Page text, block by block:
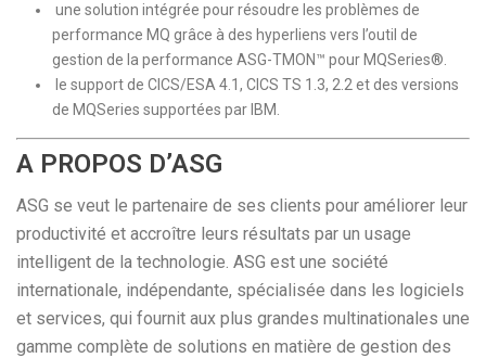
une solution intégrée pour résoudre les problèmes de
performance MQ grâce à des hyperliens vers l’outil de
gestion de la performance ASG-TMON™ pour MQSeries®.
le support de CICS/ESA 4.1, CICS TS 1.3, 2.2 et des versions
de MQSeries supportées par IBM.
A PROPOS D’ASG
ASG se veut le partenaire de ses clients pour améliorer leur
productivité et accroître leurs résultats par un usage
intelligent de la technologie. ASG est une société
internationale, indépendante, spécialisée dans les logiciels
et services, qui fournit aux plus grandes multinationales une
gamme complète de solutions en matière de gestion des